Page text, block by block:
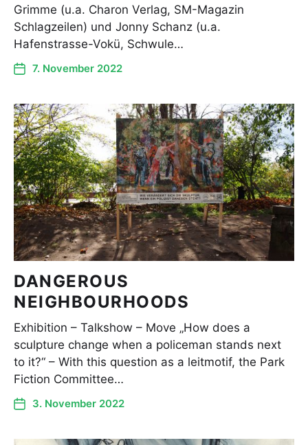
Grimme (u.a. Charon Verlag, SM-Magazin
Schlagzeilen) und Jonny Schanz (u.a.
Hafenstrasse-Vokü, Schwule…
7. November 2022
DANGEROUS
NEIGHBOURHOODS
Exhibition – Talkshow – Move „How does a
sculpture change when a policeman stands next
to it?“ – With this question as a leitmotif, the Park
Fiction Committee…
3. November 2022